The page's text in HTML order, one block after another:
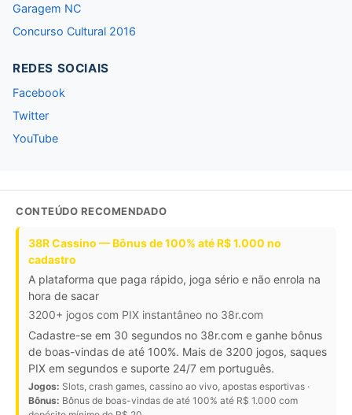
Garagem NC
Concurso Cultural 2016
REDES SOCIAIS
Facebook
Twitter
YouTube
CONTEÚDO RECOMENDADO
38R Cassino — Bônus de 100% até R$ 1.000 no
cadastro
A plataforma que paga rápido, joga sério e não enrola na
hora de sacar
3200+ jogos com PIX instantâneo no 38r.com
Cadastre-se em 30 segundos no 38r.com e ganhe bônus
de boas-vindas de até 100%. Mais de 3200 jogos, saques
PIX em segundos e suporte 24/7 em português.
Jogos: Slots, crash games, cassino ao vivo, apostas esportivas ·
Bônus: Bônus de boas-vindas de até 100% até R$ 1.000 com